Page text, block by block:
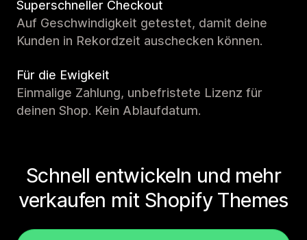
Superschneller Checkout
Auf Geschwindigkeit getestet, damit deine
Kunden in Rekordzeit auschecken können.
Für die Ewigkeit
Einmalige Zahlung, unbefristete Lizenz für
deinen Shop. Kein Ablaufdatum.
Schnell entwickeln und mehr
verkaufen mit Shopify Themes